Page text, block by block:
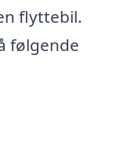
flyttebil.
følgende